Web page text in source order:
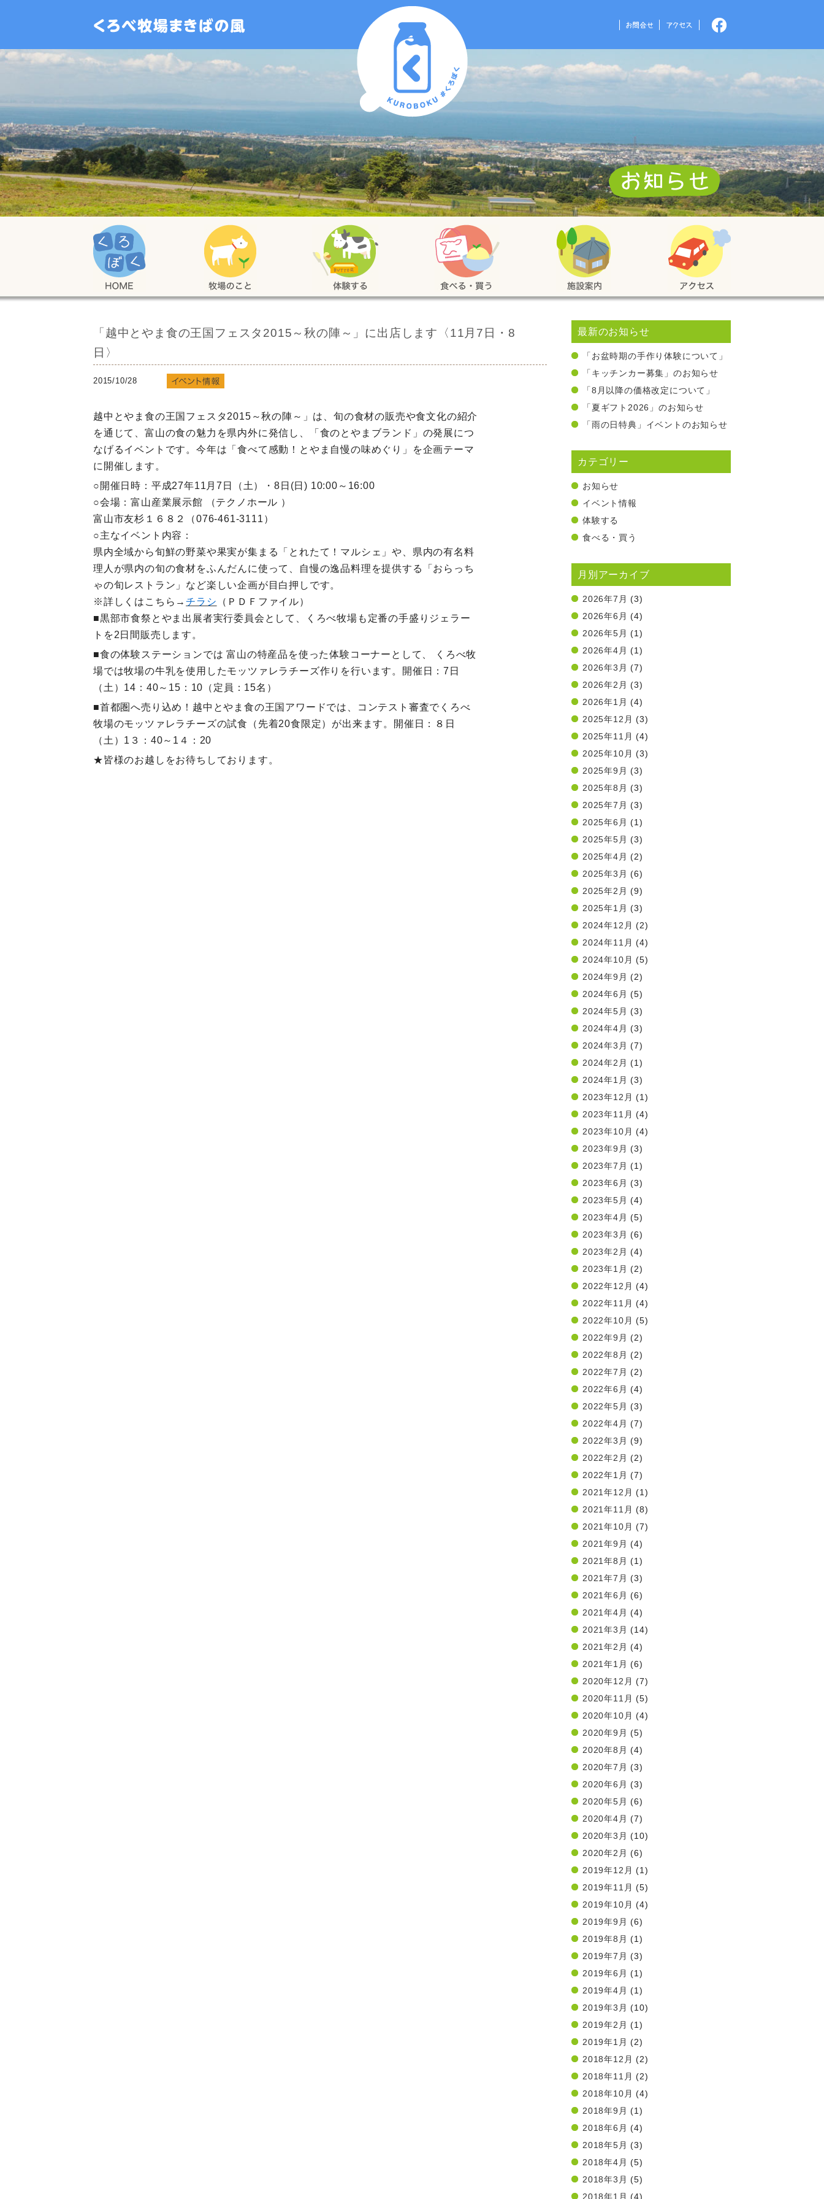
「越中とやま食の王国フェスタ2015～秋の陣～」に出店します〈11月7日・8
日〉
2015/10/28
越中とやま食の王国フェスタ2015～秋の陣～」は、旬の食材の販売や食文化の紹介
を通じて、富山の食の魅力を県内外に発信し、「食のとやまブランド」の発展につ
なげるイベントです。今年は「食べて感動！とやま自慢の味めぐり」を企画テーマ
に開催します。
○開催日時：平成27年11月7日（土）・8日(日) 10:00～16:00
○会場：富山産業展示館 （テクノホール ）
富山市友杉１６８２（076-461-3111）
○主なイベント内容：
県内全域から旬鮮の野菜や果実が集まる「とれたて！マルシェ」や、県内の有名料
理人が県内の旬の食材をふんだんに使って、自慢の逸品料理を提供する「おらっち
ゃの旬レストラン」など楽しい企画が目白押しです。
※詳しくはこちら→チラシ （ＰＤＦファイル）
■黒部市食祭とやま出展者実行委員会として、くろべ牧場も定番の手盛りジェラー
トを2日間販売します。
■食の体験ステーションでは 富山の特産品を使った体験コーナーとして、 くろべ牧
場では牧場の牛乳を使用したモッツァレラチーズ作りを行います。開催日：7日
（土）14：40～15：10（定員：15名）
■首都圏へ売り込め！越中とやま食の王国アワードでは、コンテスト審査でくろべ
牧場のモッツァレラチーズの試食（先着20食限定）が出来ます。開催日：８日
（土）1３：40～1４：20
★皆様のお越しをお待ちしております。
最新のお知らせ
「お盆時期の手作り体験について」
「キッチンカー募集」のお知らせ
「8月以降の価格改定について」
「夏ギフト2026」のお知らせ
「雨の日特典」イベントのお知らせ
カテゴリー
お知らせ
イベント情報
体験する
食べる・買う
月別アーカイブ
2026年7月 (3)
2026年6月 (4)
2026年5月 (1)
2026年4月 (1)
2026年3月 (7)
2026年2月 (3)
2026年1月 (4)
2025年12月 (3)
2025年11月 (4)
2025年10月 (3)
2025年9月 (3)
2025年8月 (3)
2025年7月 (3)
2025年6月 (1)
2025年5月 (3)
2025年4月 (2)
2025年3月 (6)
2025年2月 (9)
2025年1月 (3)
2024年12月 (2)
2024年11月 (4)
2024年10月 (5)
2024年9月 (2)
2024年6月 (5)
2024年5月 (3)
2024年4月 (3)
2024年3月 (7)
2024年2月 (1)
2024年1月 (3)
2023年12月 (1)
2023年11月 (4)
2023年10月 (4)
2023年9月 (3)
2023年7月 (1)
2023年6月 (3)
2023年5月 (4)
2023年4月 (5)
2023年3月 (6)
2023年2月 (4)
2023年1月 (2)
2022年12月 (4)
2022年11月 (4)
2022年10月 (5)
2022年9月 (2)
2022年8月 (2)
2022年7月 (2)
2022年6月 (4)
2022年5月 (3)
2022年4月 (7)
2022年3月 (9)
2022年2月 (2)
2022年1月 (7)
2021年12月 (1)
2021年11月 (8)
2021年10月 (7)
2021年9月 (4)
2021年8月 (1)
2021年7月 (3)
2021年6月 (6)
2021年4月 (4)
2021年3月 (14)
2021年2月 (4)
2021年1月 (6)
2020年12月 (7)
2020年11月 (5)
2020年10月 (4)
2020年9月 (5)
2020年8月 (4)
2020年7月 (3)
2020年6月 (3)
2020年5月 (6)
2020年4月 (7)
2020年3月 (10)
2020年2月 (6)
2019年12月 (1)
2019年11月 (5)
2019年10月 (4)
2019年9月 (6)
2019年8月 (1)
2019年7月 (3)
2019年6月 (1)
2019年4月 (1)
2019年3月 (10)
2019年2月 (1)
2019年1月 (2)
2018年12月 (2)
2018年11月 (2)
2018年10月 (4)
2018年9月 (1)
2018年6月 (4)
2018年5月 (3)
2018年4月 (5)
2018年3月 (5)
2018年1月 (4)